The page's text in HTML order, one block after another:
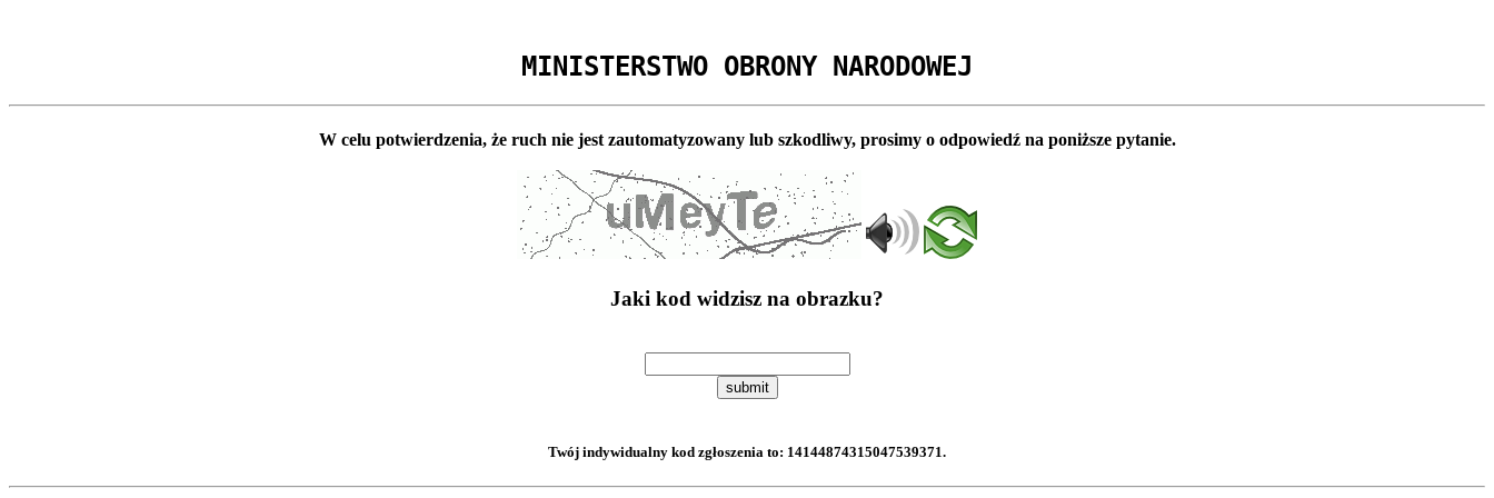
MINISTERSTWO OBRONY NARODOWEJ
W celu potwierdzenia, że ruch nie jest zautomatyzowany lub szkodliwy, prosimy o odpowiedź na poniższe pytanie.
Jaki kod widzisz na obrazku?
submit
Twój indywidualny kod zgłoszenia to: 14144874315047539371.